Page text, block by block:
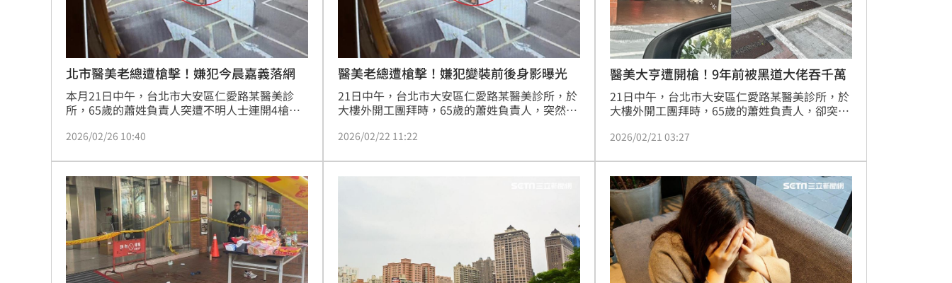
北市醫美老總遭槍擊！嫌犯今晨嘉義落網
本月21日中午，台北市大安區仁愛路某醫美診
所，65歲的蕭姓負責人突遭不明人士連開4槍，
傷。而槍手犯案後變裝逃逸，警方歷經5天的追
初步了解，該槍手有竹聯幫黑道背景，是否為商
業糾紛引發，警方還要再深入釐清。
2026/02/26 10:40
醫美老總遭槍擊！嫌犯變裝前後身影曝光
21日中午，台北市大安區仁愛路某醫美診所，於
大樓外開工團拜時，65歲的蕭姓負責人，突然遭
不止，旁邊2名員工也遭波及受傷，目前警方不
犯，而調閱監視器後發現，嫌犯一開始穿著厚外
套及背包，頭上戴著深色帽子，犯案後變裝為淺
2026/02/22 11:22
醫美大亨遭開槍！9年前被黑道大佬吞千萬
21日中午，台北市大安區仁愛路某醫美診所，於
大樓外開工團拜時，65歲的蕭姓負責人，卻突然
流不止，旁邊2名員工也遭波及受傷，目前警方
人首次惹出爭議，9年多前，他曾因借款給友人1
億元，對方卻找來黑道「喬事」，反被幫派大老
「黑吃黑」吞掉1000萬，最後雙雙報警處理。
2026/02/21 03:27